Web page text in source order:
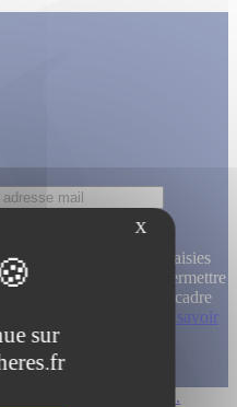
que les informations saisies
traitées pour permettre
informations, dans le cadre
de cette demande.
En savoir
12 fevrier 14h ...
X
sur